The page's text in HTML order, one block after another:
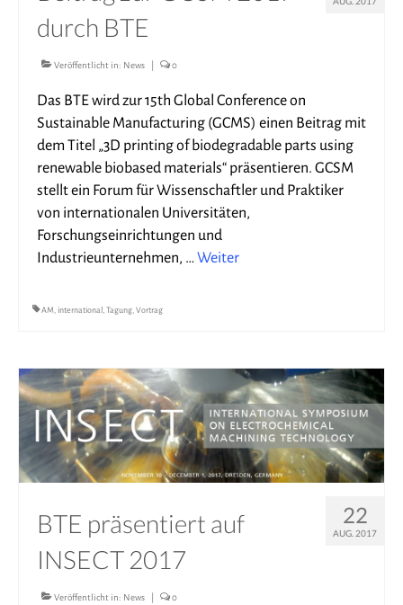
durch BTE
Veröffentlicht in: News 0
Das BTE wird zur 15th Global Conference on
Sustainable Manufacturing (GCMS) einen Beitrag mit
dem Titel „3D printing of biodegradable parts using
renewable biobased materials“ präsentieren. GCSM
stellt ein Forum für Wissenschaftler und Praktiker
von internationalen Universitäten,
Forschungseinrichtungen und
Industrieunternehmen, …Weiter
AM international Tagung Vortrag
22
AUG. 2017
BTE präsentiert auf
INSECT 2017
Veröffentlicht in: News 0